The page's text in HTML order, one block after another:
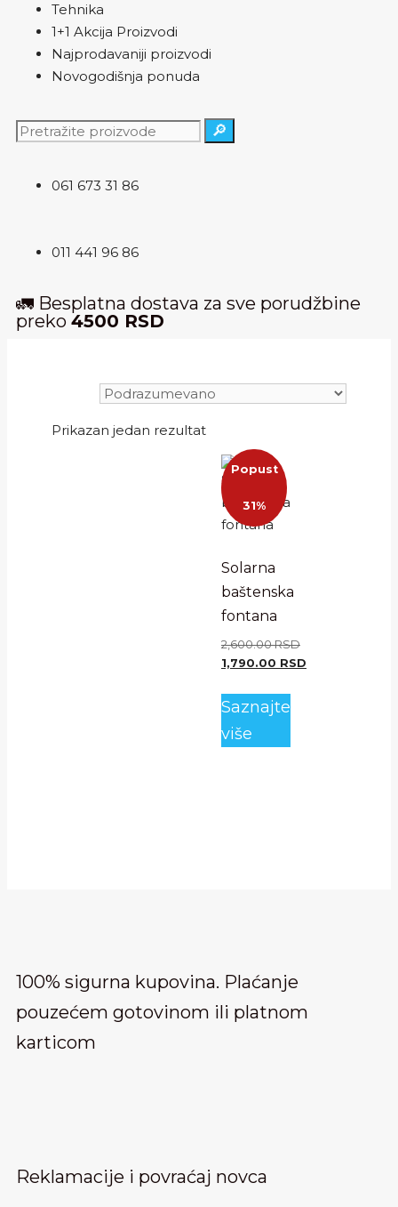
Tehnika
1+1 Akcija Proizvodi
Najprodavaniji proizvodi
Novogodišnja ponuda
🔎
061 673 31 86
011 441 96 86
🚛 Besplatna dostava za sve porudžbine
preko 4500 RSD
Prikazan jedan rezultat
Popust
31%
Solarna
baštenska
fontana
2,600.00RSD
1,790.00 RSD
Saznajte
više
100% sigurna kupovina. Plaćanje
pouzećem gotovinom ili platnom
karticom
Reklamacije i povraćaj novca